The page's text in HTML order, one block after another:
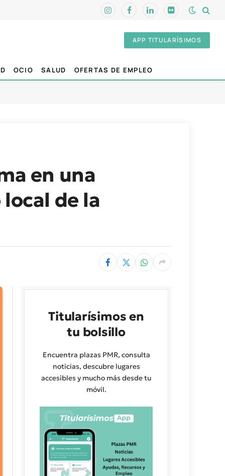
InstagramFacebookLinkedInFlickr
APP TITULARÍSIMOS
OCIO SALUD OFERTAS DE EMPLEO
en una
de la
Titularísimos en
tu bolsillo
Encuentra plazas PMR, consulta
noticias, descubre lugares
accesibles y mucho más desde tu
móvil.